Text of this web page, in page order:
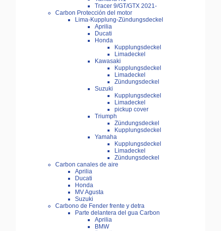
Tracer 9/GT/GTX 2021-
Carbon Protección del motor
Lima-Kupplung-Zündungsdeckel
Aprilia
Ducati
Honda
Kupplungsdeckel
Limadeckel
Kawasaki
Kupplungsdeckel
Limadeckel
Zündungsdeckel
Suzuki
Kupplungsdeckel
Limadeckel
pickup cover
Triumph
Zündungsdeckel
Kupplungsdeckel
Yamaha
Kupplungsdeckel
Limadeckel
Zündungsdeckel
Carbon canales de aire
Aprilia
Ducati
Honda
MV Agusta
Suzuki
Carbono de Fender frente y detra
Parte delantera del gua Carbon
Aprilia
BMW